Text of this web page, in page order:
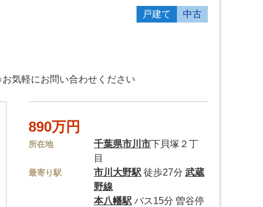
戸建て 中古
気軽にお問い合わせください
890万円
所在地 千葉県市川市下貝塚２丁
目
最寄り駅 市川大野駅 徒歩27分武蔵
野線
本八幡駅 バス15分 曽谷停